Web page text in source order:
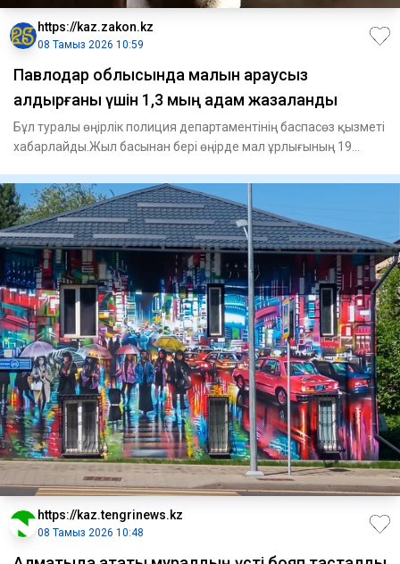
https://kaz.zakon.kz
08 Тамыз 2026 10:59
Павлодар облысында малын қараусыз
қалдырғаны үшін 1,3 мың адам жазаланды
Бұл туралы өңірлік полиция департаментінің баспасөз қызметі
хабарлайды.Жыл басынан бері өңірде мал ұрлығының 19
https://kaz.tengrinews.kz
08 Тамыз 2026 10:48